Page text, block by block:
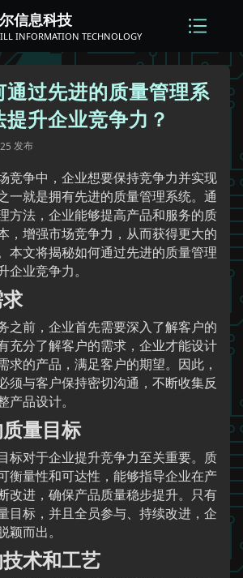
信息科技
INFORMATION TECHNOLOGY
通过先进的质量管理系
升企业竞争力？
发布
竞争中，企业想要保持竞争力并实现
一就是拥有先进的质量管理系统。通
方法，企业能够提高产品和服务的质
，增强市场竞争力，从而获得更大的
本文将揭秘如何通过先进的质量管理
企业竞争力。
之前，企业首先需要深入了解客户的
充分了解客户的需求，企业才能设计
求的产品，满足客户的期望。因此，
须与客户保持密切沟通，不断收集反
品设计。
量目标
标对于企业提升竞争力至关重要。质
衡量性和可达性，能够指导企业在产
改进，确保产品质量稳步提升。只有
目标，并且全员参与、持续改进，企
颖而出。
术和工艺